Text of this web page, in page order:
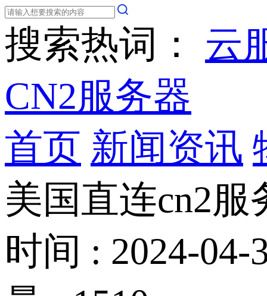
搜索热词： 云
CN2服务器
首页 新闻资讯
美国直连cn2
时间 : 2024-04-